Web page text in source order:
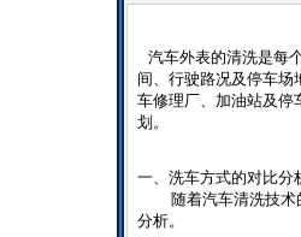
汽车外表的清洗是每
间、行驶路况及停车
车修理厂、加油站及停
划。
一、洗车方式的对比分
随着汽车清洗技
分析。